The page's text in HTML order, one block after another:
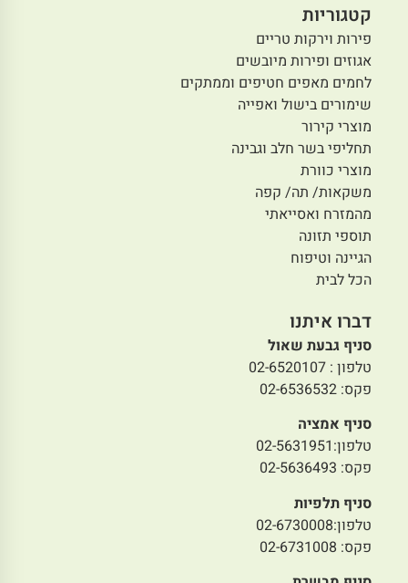
קטגוריות
פירות וירקות טריים
אגוזים ופירות מיובשים
לחמים מאפים חטיפים וממתקים
שימורים בישול ואפייה
מוצרי קירור
תחליפי בשר חלב וגבינה
מוצרי כוורת
משקאות/ תה/ קפה
מהמזרח ואסייאתי
תוספי תזונה
הגיינה וטיפוח
הכל לבית
דברו איתנו
סניף גבעת שאול
טלפון : 02-6520107
פקס: 02-6536532
סניף אמציה
טלפון:02-5631951
פקס: 02-5636493
סניף תלפיות
טלפון:02-6730008
פקס: 02-6731008